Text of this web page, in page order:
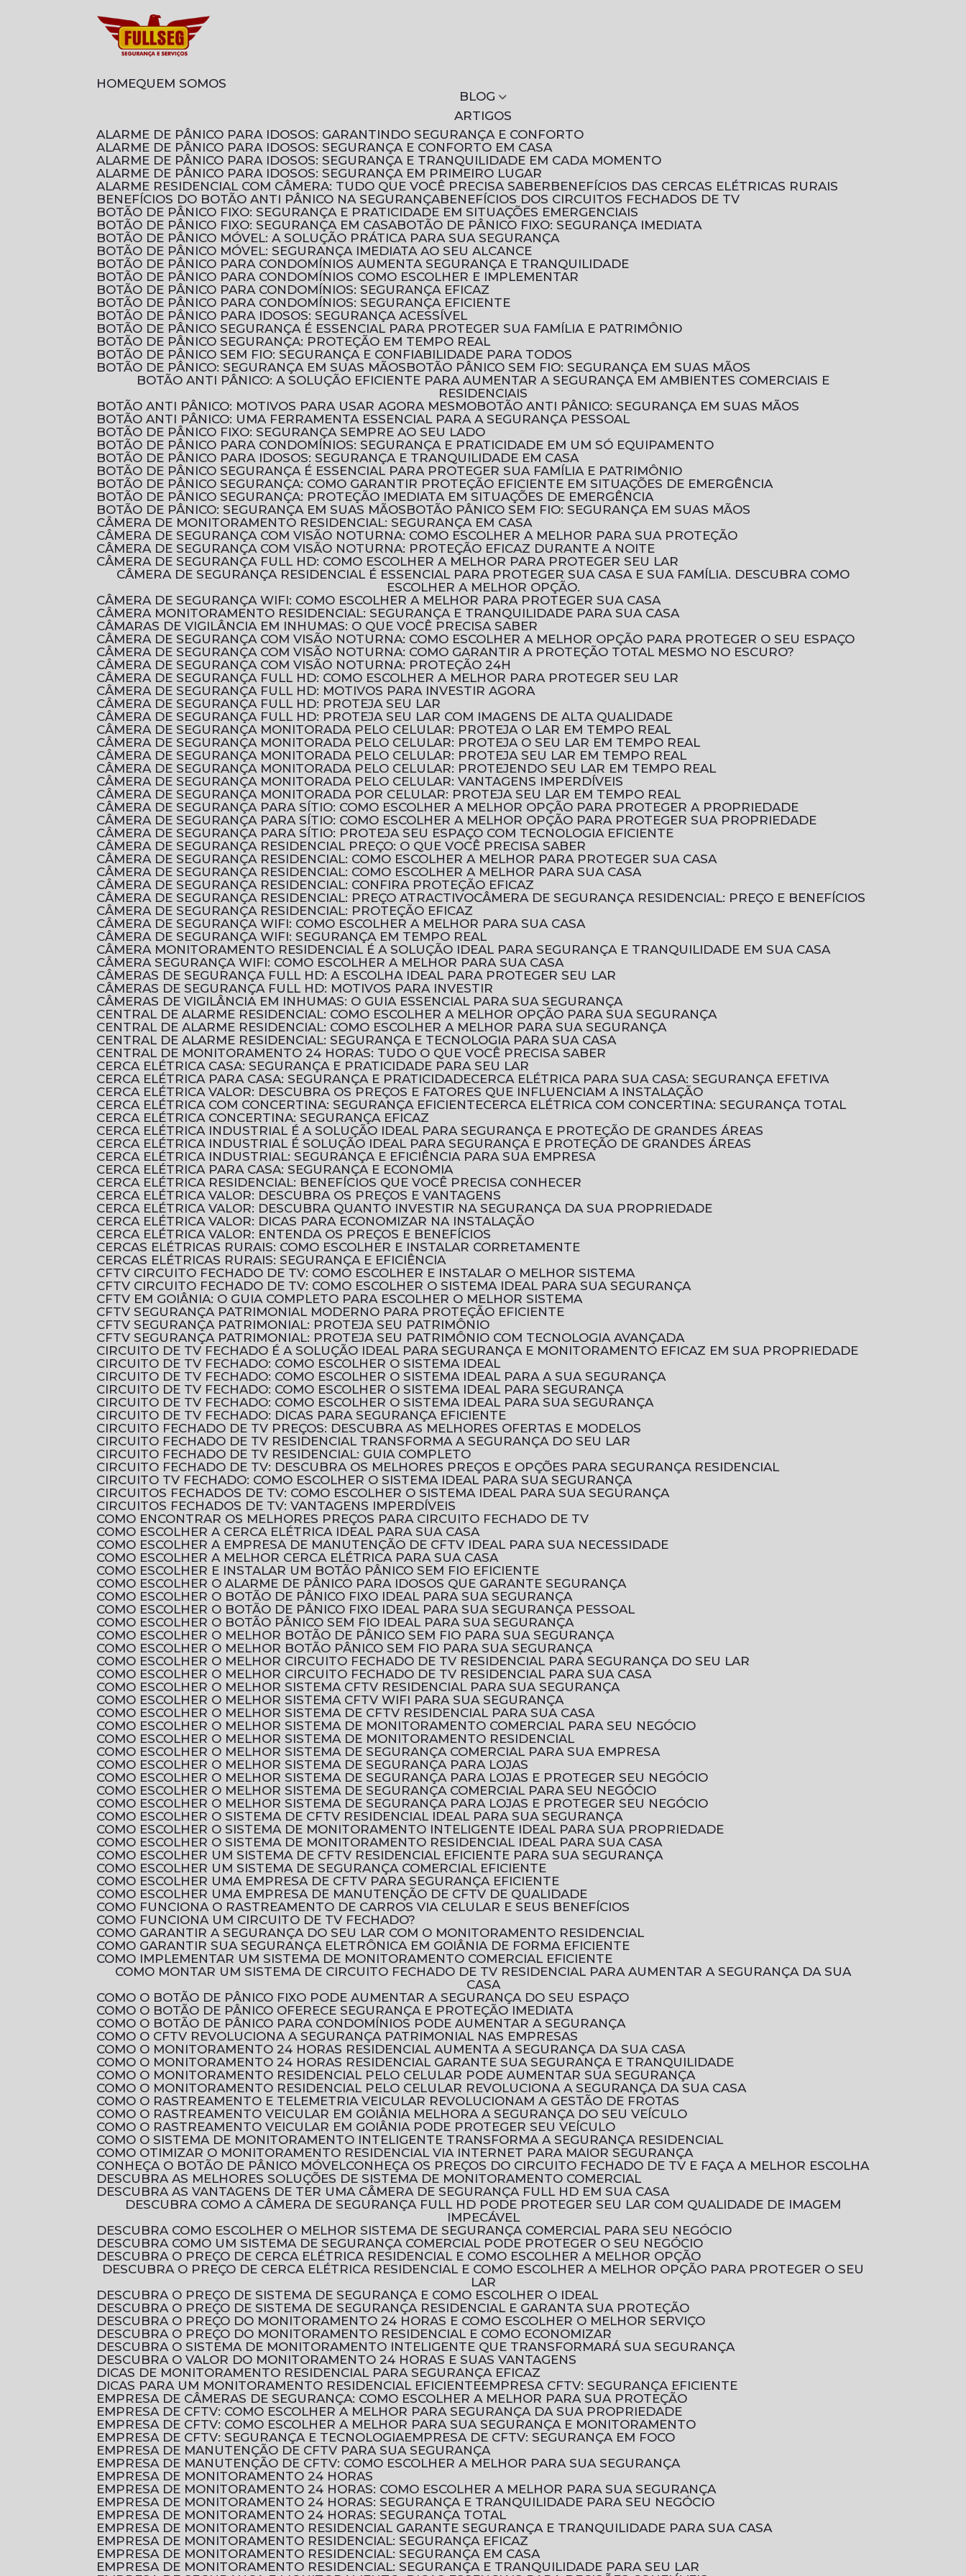
HOME
QUEM SOMOS
BLOG
ARTIGOS
ALARME DE PÂNICO PARA IDOSOS: GARANTINDO SEGURANÇA E CONFORTO
ALARME DE PÂNICO PARA IDOSOS: SEGURANÇA E CONFORTO EM CASA
ALARME DE PÂNICO PARA IDOSOS: SEGURANÇA E TRANQUILIDADE EM CADA MOMENTO
ALARME DE PÂNICO PARA IDOSOS: SEGURANÇA EM PRIMEIRO LUGAR
ALARME RESIDENCIAL COM CÂMERA: TUDO QUE VOCÊ PRECISA SABER
BENEFÍCIOS DAS CERCAS ELÉTRICAS RURAIS
BENEFÍCIOS DO BOTÃO ANTI PÂNICO NA SEGURANÇA
BENEFÍCIOS DOS CIRCUITOS FECHADOS DE TV
BOTÃO DE PÂNICO FIXO: SEGURANÇA E PRATICIDADE EM SITUAÇÕES EMERGENCIAIS
BOTÃO DE PÂNICO FIXO: SEGURANÇA EM CASA
BOTÃO DE PÂNICO FIXO: SEGURANÇA IMEDIATA
BOTÃO DE PÂNICO MÓVEL: A SOLUÇÃO PRÁTICA PARA SUA SEGURANÇA
BOTÃO DE PÂNICO MÓVEL: SEGURANÇA IMEDIATA AO SEU ALCANCE
BOTÃO DE PÂNICO PARA CONDOMÍNIOS AUMENTA SEGURANÇA E TRANQUILIDADE
BOTÃO DE PÂNICO PARA CONDOMÍNIOS COMO ESCOLHER E IMPLEMENTAR
BOTÃO DE PÂNICO PARA CONDOMÍNIOS: SEGURANÇA EFICAZ
BOTÃO DE PÂNICO PARA CONDOMÍNIOS: SEGURANÇA EFICIENTE
BOTÃO DE PÂNICO PARA IDOSOS: SEGURANÇA ACESSÍVEL
BOTÃO DE PÂNICO SEGURANÇA É ESSENCIAL PARA PROTEGER SUA FAMÍLIA E PATRIMÔNIO
BOTÃO DE PÂNICO SEGURANÇA: PROTEÇÃO EM TEMPO REAL
BOTÃO DE PÂNICO SEM FIO: SEGURANÇA E CONFIABILIDADE PARA TODOS
BOTÃO DE PÂNICO: SEGURANÇA EM SUAS MÃOS
BOTÃO PÂNICO SEM FIO: SEGURANÇA EM SUAS MÃOS
BOTÃO ANTI PÂNICO: A SOLUÇÃO EFICIENTE PARA AUMENTAR A SEGURANÇA EM AMBIENTES COMERCIAIS E
RESIDENCIAIS
BOTÃO ANTI PÂNICO: MOTIVOS PARA USAR AGORA MESMO
BOTÃO ANTI PÂNICO: SEGURANÇA EM SUAS MÃOS
BOTÃO ANTI PÂNICO: UMA FERRAMENTA ESSENCIAL PARA A SEGURANÇA PESSOAL
BOTÃO DE PÂNICO FIXO: SEGURANÇA SEMPRE AO SEU LADO
BOTÃO DE PÂNICO PARA CONDOMÍNIOS: SEGURANÇA E PRATICIDADE EM UM SÓ EQUIPAMENTO
BOTÃO DE PÂNICO PARA IDOSOS: SEGURANÇA E TRANQUILIDADE EM CASA
BOTÃO DE PÂNICO SEGURANÇA É ESSENCIAL PARA PROTEGER SUA FAMÍLIA E PATRIMÔNIO
BOTÃO DE PÂNICO SEGURANÇA: COMO GARANTIR PROTEÇÃO EFICIENTE EM SITUAÇÕES DE EMERGÊNCIA
BOTÃO DE PÂNICO SEGURANÇA: PROTEÇÃO IMEDIATA EM SITUAÇÕES DE EMERGÊNCIA
BOTÃO DE PÂNICO: SEGURANÇA EM SUAS MÃOS
BOTÃO PÂNICO SEM FIO: SEGURANÇA EM SUAS MÃOS
CÂMERA DE MONITORAMENTO RESIDENCIAL: SEGURANÇA EM CASA
CÂMERA DE SEGURANÇA COM VISÃO NOTURNA: COMO ESCOLHER A MELHOR PARA SUA PROTEÇÃO
CÂMERA DE SEGURANÇA COM VISÃO NOTURNA: PROTEÇÃO EFICAZ DURANTE A NOITE
CÂMERA DE SEGURANÇA FULL HD: COMO ESCOLHER A MELHOR PARA PROTEGER SEU LAR
CÂMERA DE SEGURANÇA RESIDENCIAL É ESSENCIAL PARA PROTEGER SUA CASA E SUA FAMÍLIA. DESCUBRA COMO
ESCOLHER A MELHOR OPÇÃO.
CÂMERA DE SEGURANÇA WIFI: COMO ESCOLHER A MELHOR PARA PROTEGER SUA CASA
CÂMERA MONITORAMENTO RESIDENCIAL: SEGURANÇA E TRANQUILIDADE PARA SUA CASA
CÂMARAS DE VIGILÂNCIA EM INHUMAS: O QUE VOCÊ PRECISA SABER
CÂMERA DE SEGURANÇA COM VISÃO NOTURNA: COMO ESCOLHER A MELHOR OPÇÃO PARA PROTEGER O SEU ESPAÇO
CÂMERA DE SEGURANÇA COM VISÃO NOTURNA: COMO GARANTIR A PROTEÇÃO TOTAL MESMO NO ESCURO?
CÂMERA DE SEGURANÇA COM VISÃO NOTURNA: PROTEÇÃO 24H
CÂMERA DE SEGURANÇA FULL HD: COMO ESCOLHER A MELHOR PARA PROTEGER SEU LAR
CÂMERA DE SEGURANÇA FULL HD: MOTIVOS PARA INVESTIR AGORA
CÂMERA DE SEGURANÇA FULL HD: PROTEJA SEU LAR
CÂMERA DE SEGURANÇA FULL HD: PROTEJA SEU LAR COM IMAGENS DE ALTA QUALIDADE
CÂMERA DE SEGURANÇA MONITORADA PELO CELULAR: PROTEJA O LAR EM TEMPO REAL
CÂMERA DE SEGURANÇA MONITORADA PELO CELULAR: PROTEJA O SEU LAR EM TEMPO REAL
CÂMERA DE SEGURANÇA MONITORADA PELO CELULAR: PROTEJA SEU LAR EM TEMPO REAL
CÂMERA DE SEGURANÇA MONITORADA PELO CELULAR: PROTEJENDO SEU LAR EM TEMPO REAL
CÂMERA DE SEGURANÇA MONITORADA PELO CELULAR: VANTAGENS IMPERDÍVEIS
CÂMERA DE SEGURANÇA MONITORADA POR CELULAR: PROTEJA SEU LAR EM TEMPO REAL
CÂMERA DE SEGURANÇA PARA SÍTIO: COMO ESCOLHER A MELHOR OPÇÃO PARA PROTEGER A PROPRIEDADE
CÂMERA DE SEGURANÇA PARA SÍTIO: COMO ESCOLHER A MELHOR OPÇÃO PARA PROTEGER SUA PROPRIEDADE
CÂMERA DE SEGURANÇA PARA SÍTIO: PROTEJA SEU ESPAÇO COM TECNOLOGIA EFICIENTE
CÂMERA DE SEGURANÇA RESIDENCIAL PREÇO: O QUE VOCÊ PRECISA SABER
CÂMERA DE SEGURANÇA RESIDENCIAL: COMO ESCOLHER A MELHOR PARA PROTEGER SUA CASA
CÂMERA DE SEGURANÇA RESIDENCIAL: COMO ESCOLHER A MELHOR PARA SUA CASA
CÂMERA DE SEGURANÇA RESIDENCIAL: CONFIRA PROTEÇÃO EFICAZ
CÂMERA DE SEGURANÇA RESIDENCIAL: PREÇO ATRACTIVO
CÂMERA DE SEGURANÇA RESIDENCIAL: PREÇO E BENEFÍCIOS
CÂMERA DE SEGURANÇA RESIDENCIAL: PROTEÇÃO EFICAZ
CÂMERA DE SEGURANÇA WIFI: COMO ESCOLHER A MELHOR PARA SUA CASA
CÂMERA DE SEGURANÇA WIFI: SEGURANÇA EM TEMPO REAL
CÂMERA MONITORAMENTO RESIDENCIAL É A SOLUÇÃO IDEAL PARA SEGURANÇA E TRANQUILIDADE EM SUA CASA
CÂMERA SEGURANÇA WIFI: COMO ESCOLHER A MELHOR PARA SUA CASA
CÂMERAS DE SEGURANÇA FULL HD: A ESCOLHA IDEAL PARA PROTEGER SEU LAR
CÂMERAS DE SEGURANÇA FULL HD: MOTIVOS PARA INVESTIR
CÂMERAS DE VIGILÂNCIA EM INHUMAS: O GUIA ESSENCIAL PARA SUA SEGURANÇA
CENTRAL DE ALARME RESIDENCIAL: COMO ESCOLHER A MELHOR OPÇÃO PARA SUA SEGURANÇA
CENTRAL DE ALARME RESIDENCIAL: COMO ESCOLHER A MELHOR PARA SUA SEGURANÇA
CENTRAL DE ALARME RESIDENCIAL: SEGURANÇA E TECNOLOGIA PARA SUA CASA
CENTRAL DE MONITORAMENTO 24 HORAS: TUDO O QUE VOCÊ PRECISA SABER
CERCA ELÉTRICA CASA: SEGURANÇA E PRATICIDADE PARA SEU LAR
CERCA ELÉTRICA PARA CASA: SEGURANÇA E PRATICIDADE
CERCA ELÉTRICA PARA SUA CASA: SEGURANÇA EFETIVA
CERCA ELÉTRICA VALOR: DESCUBRA OS PREÇOS E FATORES QUE INFLUENCIAM A INSTALAÇÃO
CERCA ELÉTRICA COM CONCERTINA: SEGURANÇA EFICIENTE
CERCA ELÉTRICA COM CONCERTINA: SEGURANÇA TOTAL
CERCA ELÉTRICA CONCERTINA: SEGURANÇA EFICAZ
CERCA ELÉTRICA INDUSTRIAL É A SOLUÇÃO IDEAL PARA SEGURANÇA E PROTEÇÃO DE GRANDES ÁREAS
CERCA ELÉTRICA INDUSTRIAL É SOLUÇÃO IDEAL PARA SEGURANÇA E PROTEÇÃO DE GRANDES ÁREAS
CERCA ELÉTRICA INDUSTRIAL: SEGURANÇA E EFICIÊNCIA PARA SUA EMPRESA
CERCA ELÉTRICA PARA CASA: SEGURANÇA E ECONOMIA
CERCA ELÉTRICA RESIDENCIAL: BENEFÍCIOS QUE VOCÊ PRECISA CONHECER
CERCA ELÉTRICA VALOR: DESCUBRA OS PREÇOS E VANTAGENS
CERCA ELÉTRICA VALOR: DESCUBRA QUANTO INVESTIR NA SEGURANÇA DA SUA PROPRIEDADE
CERCA ELÉTRICA VALOR: DICAS PARA ECONOMIZAR NA INSTALAÇÃO
CERCA ELÉTRICA VALOR: ENTENDA OS PREÇOS E BENEFÍCIOS
CERCAS ELÉTRICAS RURAIS: COMO ESCOLHER E INSTALAR CORRETAMENTE
CERCAS ELÉTRICAS RURAIS: SEGURANÇA E EFICIÊNCIA
CFTV CIRCUITO FECHADO DE TV: COMO ESCOLHER E INSTALAR O MELHOR SISTEMA
CFTV CIRCUITO FECHADO DE TV: COMO ESCOLHER O SISTEMA IDEAL PARA SUA SEGURANÇA
CFTV EM GOIÂNIA: O GUIA COMPLETO PARA ESCOLHER O MELHOR SISTEMA
CFTV SEGURANÇA PATRIMONIAL MODERNO PARA PROTEÇÃO EFICIENTE
CFTV SEGURANÇA PATRIMONIAL: PROTEJA SEU PATRIMÔNIO
CFTV SEGURANÇA PATRIMONIAL: PROTEJA SEU PATRIMÔNIO COM TECNOLOGIA AVANÇADA
CIRCUITO DE TV FECHADO É A SOLUÇÃO IDEAL PARA SEGURANÇA E MONITORAMENTO EFICAZ EM SUA PROPRIEDADE
CIRCUITO DE TV FECHADO: COMO ESCOLHER O SISTEMA IDEAL
CIRCUITO DE TV FECHADO: COMO ESCOLHER O SISTEMA IDEAL PARA A SUA SEGURANÇA
CIRCUITO DE TV FECHADO: COMO ESCOLHER O SISTEMA IDEAL PARA SEGURANÇA
CIRCUITO DE TV FECHADO: COMO ESCOLHER O SISTEMA IDEAL PARA SUA SEGURANÇA
CIRCUITO DE TV FECHADO: DICAS PARA SEGURANÇA EFICIENTE
CIRCUITO FECHADO DE TV PREÇOS: DESCUBRA AS MELHORES OFERTAS E MODELOS
CIRCUITO FECHADO DE TV RESIDENCIAL TRANSFORMA A SEGURANÇA DO SEU LAR
CIRCUITO FECHADO DE TV RESIDENCIAL: GUIA COMPLETO
CIRCUITO FECHADO DE TV: DESCUBRA OS MELHORES PREÇOS E OPÇÕES PARA SEGURANÇA RESIDENCIAL
CIRCUITO TV FECHADO: COMO ESCOLHER O SISTEMA IDEAL PARA SUA SEGURANÇA
CIRCUITOS FECHADOS DE TV: COMO ESCOLHER O SISTEMA IDEAL PARA SUA SEGURANÇA
CIRCUITOS FECHADOS DE TV: VANTAGENS IMPERDÍVEIS
COMO ENCONTRAR OS MELHORES PREÇOS PARA CIRCUITO FECHADO DE TV
COMO ESCOLHER A CERCA ELÉTRICA IDEAL PARA SUA CASA
COMO ESCOLHER A EMPRESA DE MANUTENÇÃO DE CFTV IDEAL PARA SUA NECESSIDADE
COMO ESCOLHER A MELHOR CERCA ELÉTRICA PARA SUA CASA
COMO ESCOLHER E INSTALAR UM BOTÃO PÂNICO SEM FIO EFICIENTE
COMO ESCOLHER O ALARME DE PÂNICO PARA IDOSOS QUE GARANTE SEGURANÇA
COMO ESCOLHER O BOTÃO DE PÂNICO FIXO IDEAL PARA SUA SEGURANÇA
COMO ESCOLHER O BOTÃO DE PÂNICO FIXO IDEAL PARA SUA SEGURANÇA PESSOAL
COMO ESCOLHER O BOTÃO PÂNICO SEM FIO IDEAL PARA SUA SEGURANÇA
COMO ESCOLHER O MELHOR BOTÃO DE PÂNICO SEM FIO PARA SUA SEGURANÇA
COMO ESCOLHER O MELHOR BOTÃO PÂNICO SEM FIO PARA SUA SEGURANÇA
COMO ESCOLHER O MELHOR CIRCUITO FECHADO DE TV RESIDENCIAL PARA SEGURANÇA DO SEU LAR
COMO ESCOLHER O MELHOR CIRCUITO FECHADO DE TV RESIDENCIAL PARA SUA CASA
COMO ESCOLHER O MELHOR SISTEMA CFTV RESIDENCIAL PARA SUA SEGURANÇA
COMO ESCOLHER O MELHOR SISTEMA CFTV WIFI PARA SUA SEGURANÇA
COMO ESCOLHER O MELHOR SISTEMA DE CFTV RESIDENCIAL PARA SUA CASA
COMO ESCOLHER O MELHOR SISTEMA DE MONITORAMENTO COMERCIAL PARA SEU NEGÓCIO
COMO ESCOLHER O MELHOR SISTEMA DE MONITORAMENTO RESIDENCIAL
COMO ESCOLHER O MELHOR SISTEMA DE SEGURANÇA COMERCIAL PARA SUA EMPRESA
COMO ESCOLHER O MELHOR SISTEMA DE SEGURANÇA PARA LOJAS
COMO ESCOLHER O MELHOR SISTEMA DE SEGURANÇA PARA LOJAS E PROTEGER SEU NEGÓCIO
COMO ESCOLHER O MELHOR SISTEMA DE SEGURANÇA COMERCIAL PARA SEU NEGÓCIO
COMO ESCOLHER O MELHOR SISTEMA DE SEGURANÇA PARA LOJAS E PROTEGER SEU NEGÓCIO
COMO ESCOLHER O SISTEMA DE CFTV RESIDENCIAL IDEAL PARA SUA SEGURANÇA
COMO ESCOLHER O SISTEMA DE MONITORAMENTO INTELIGENTE IDEAL PARA SUA PROPRIEDADE
COMO ESCOLHER O SISTEMA DE MONITORAMENTO RESIDENCIAL IDEAL PARA SUA CASA
COMO ESCOLHER UM SISTEMA DE CFTV RESIDENCIAL EFICIENTE PARA SUA SEGURANÇA
COMO ESCOLHER UM SISTEMA DE SEGURANÇA COMERCIAL EFICIENTE
COMO ESCOLHER UMA EMPRESA DE CFTV PARA SEGURANÇA EFICIENTE
COMO ESCOLHER UMA EMPRESA DE MANUTENÇÃO DE CFTV DE QUALIDADE
COMO FUNCIONA O RASTREAMENTO DE CARROS VIA CELULAR E SEUS BENEFÍCIOS
COMO FUNCIONA UM CIRCUITO DE TV FECHADO?
COMO GARANTIR A SEGURANÇA DO SEU LAR COM O MONITORAMENTO RESIDENCIAL
COMO GARANTIR SUA SEGURANÇA ELETRÔNICA EM GOIÂNIA DE FORMA EFICIENTE
COMO IMPLEMENTAR UM SISTEMA DE MONITORAMENTO COMERCIAL EFICIENTE
COMO MONTAR UM SISTEMA DE CIRCUITO FECHADO DE TV RESIDENCIAL PARA AUMENTAR A SEGURANÇA DA SUA
CASA
COMO O BOTÃO DE PÂNICO FIXO PODE AUMENTAR A SEGURANÇA DO SEU ESPAÇO
COMO O BOTÃO DE PÂNICO OFERECE SEGURANÇA E PROTEÇÃO IMEDIATA
COMO O BOTÃO DE PÂNICO PARA CONDOMÍNIOS PODE AUMENTAR A SEGURANÇA
COMO O CFTV REVOLUCIONA A SEGURANÇA PATRIMONIAL NAS EMPRESAS
COMO O MONITORAMENTO 24 HORAS RESIDENCIAL AUMENTA A SEGURANÇA DA SUA CASA
COMO O MONITORAMENTO 24 HORAS RESIDENCIAL GARANTE SUA SEGURANÇA E TRANQUILIDADE
COMO O MONITORAMENTO RESIDENCIAL PELO CELULAR PODE AUMENTAR SUA SEGURANÇA
COMO O MONITORAMENTO RESIDENCIAL PELO CELULAR REVOLUCIONA A SEGURANÇA DA SUA CASA
COMO O RASTREAMENTO E TELEMETRIA VEICULAR REVOLUCIONAM A GESTÃO DE FROTAS
COMO O RASTREAMENTO VEICULAR EM GOIÂNIA MELHORA A SEGURANÇA DO SEU VEÍCULO
COMO O RASTREAMENTO VEICULAR EM GOIÂNIA PODE PROTEGER SEU VEÍCULO
COMO O SISTEMA DE MONITORAMENTO INTELIGENTE TRANSFORMA A SEGURANÇA RESIDENCIAL
COMO OTIMIZAR O MONITORAMENTO RESIDENCIAL VIA INTERNET PARA MAIOR SEGURANÇA
CONHEÇA O BOTÃO DE PÂNICO MÓVEL CONHEÇA OS PREÇOS DO CIRCUITO FECHADO DE TV E FAÇA A MELHOR ESCOLHA
DESCUBRA AS MELHORES SOLUÇÕES DE SISTEMA DE MONITORAMENTO COMERCIAL
DESCUBRA AS VANTAGENS DE TER UMA CÂMERA DE SEGURANÇA FULL HD EM SUA CASA
DESCUBRA COMO A CÂMERA DE SEGURANÇA FULL HD PODE PROTEGER SEU LAR COM QUALIDADE DE IMAGEM
IMPECÁVEL
DESCUBRA COMO ESCOLHER O MELHOR SISTEMA DE SEGURANÇA COMERCIAL PARA SEU NEGÓCIO
DESCUBRA COMO UM SISTEMA DE SEGURANÇA COMERCIAL PODE PROTEGER O SEU NEGÓCIO
DESCUBRA O PREÇO DE CERCA ELÉTRICA RESIDENCIAL E COMO ESCOLHER A MELHOR OPÇÃO
DESCUBRA O PREÇO DE CERCA ELÉTRICA RESIDENCIAL E COMO ESCOLHER A MELHOR OPÇÃO PARA PROTEGER O SEU
LAR
DESCUBRA O PREÇO DE SISTEMA DE SEGURANÇA E COMO ESCOLHER O IDEAL
DESCUBRA O PREÇO DE SISTEMA DE SEGURANÇA RESIDENCIAL E GARANTA SUA PROTEÇÃO
DESCUBRA O PREÇO DO MONITORAMENTO 24 HORAS E COMO ESCOLHER O MELHOR SERVIÇO
DESCUBRA O PREÇO DO MONITORAMENTO RESIDENCIAL E COMO ECONOMIZAR
DESCUBRA O SISTEMA DE MONITORAMENTO INTELIGENTE QUE TRANSFORMARÁ SUA SEGURANÇA
DESCUBRA O VALOR DO MONITORAMENTO 24 HORAS E SUAS VANTAGENS
DICAS DE MONITORAMENTO RESIDENCIAL PARA SEGURANÇA EFICAZ
DICAS PARA UM MONITORAMENTO RESIDENCIAL EFICIENTE
EMPRESA CFTV: SEGURANÇA EFICIENTE
EMPRESA DE CÂMERAS DE SEGURANÇA: COMO ESCOLHER A MELHOR PARA SUA PROTEÇÃO
EMPRESA DE CFTV: COMO ESCOLHER A MELHOR PARA SEGURANÇA DA SUA PROPRIEDADE
EMPRESA DE CFTV: COMO ESCOLHER A MELHOR PARA SUA SEGURANÇA E MONITORAMENTO
EMPRESA DE CFTV: SEGURANÇA E TECNOLOGIA
EMPRESA DE CFTV: SEGURANÇA EM FOCO
EMPRESA DE MANUTENÇÃO DE CFTV PARA SUA SEGURANÇA
EMPRESA DE MANUTENÇÃO DE CFTV: COMO ESCOLHER A MELHOR PARA SUA SEGURANÇA
EMPRESA DE MONITORAMENTO 24 HORAS
EMPRESA DE MONITORAMENTO 24 HORAS: COMO ESCOLHER A MELHOR PARA SUA SEGURANÇA
EMPRESA DE MONITORAMENTO 24 HORAS: SEGURANÇA E TRANQUILIDADE PARA SEU NEGÓCIO
EMPRESA DE MONITORAMENTO 24 HORAS: SEGURANÇA TOTAL
EMPRESA DE MONITORAMENTO RESIDENCIAL GARANTE SEGURANÇA E TRANQUILIDADE PARA SUA CASA
EMPRESA DE MONITORAMENTO RESIDENCIAL: SEGURANÇA EFICAZ
EMPRESA DE MONITORAMENTO RESIDENCIAL: SEGURANÇA EM CASA
EMPRESA DE MONITORAMENTO RESIDENCIAL: SEGURANÇA E TRANQUILIDADE PARA SEU LAR